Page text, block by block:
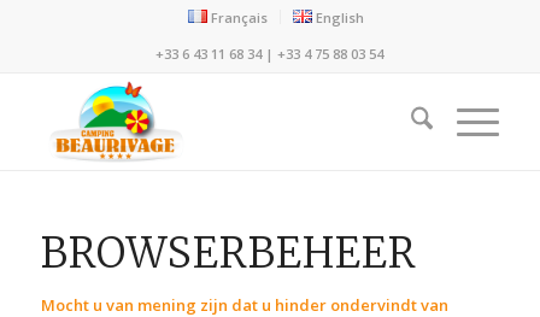
Français
English
+33 6 43 11 68 34|+33 4 75 88 03 54
BROWSERBEHEER
Mocht u van mening zijn dat u hinder ondervindt van